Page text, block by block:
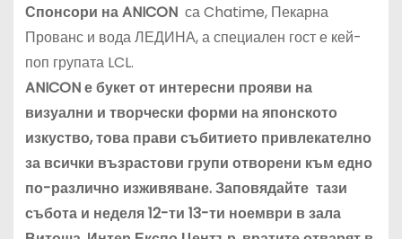
Спонсори на ANICONса Chatime, Пекарна
Прованс и вода ЛЕДИНА, а специален гост е кей-
поп групата LCL.
ANICON е букет от интересни прояви на
визуални и творчески форми на японското
изкуство, това прави събитието привлекателно
за всички възрастови групи отворени към едно
по-различно изживяване. Заповядайте тази
събота и неделя 12-ти 13-ти ноември в зала